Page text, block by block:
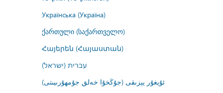
Українська (Україна)
ქართული (საქართველო)
Հայերեն (Հայաստան)
עברית (ישראל)
ئۇيغۇر يېزىقى (جۇڭخۇا خەلق جۇمھۇرىيىتى)